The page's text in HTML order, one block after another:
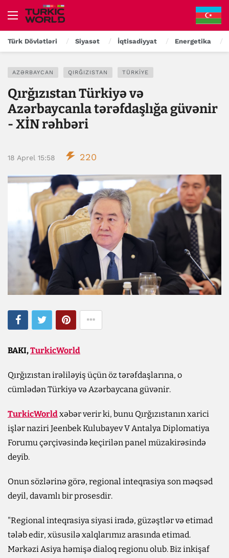
Türk Dövlətləri Siyasət İqtisadiyyat Energetika
AZƏRBAYCAN QIRĞIZISTAN TÜRKIYE
Qırğızıstan Türkiyə və
Azərbaycanla tərəfdaşlığa güvənir
- XİN rəhbəri
18 Aprel 15:58 220
BAKI,TurkicWorld
Qırğızıstan irəliləyiş üçün öz tərəfdaşlarına, o
cümlədən Türkiyə və Azərbaycana güvənir.
TurkicWorldxəbər verir ki, bunu Qırğızıstanın xarici
işlər naziri Jeenbek Kulubayev V Antalya Diplomatiya
Forumu çərçivəsində keçirilən panel müzakirəsində
deyib.
Onun sözlərinə görə, regional inteqrasiya son məqsəd
deyil, davamlı bir prosesdir.
"Regional inteqrasiya siyasi iradə, güzəştlər və etimad
tələb edir, xüsusilə xalqlarımız arasında etimad.
Mərkəzi Asiya həmişə dialoq regionu olub. Biz inkişaf